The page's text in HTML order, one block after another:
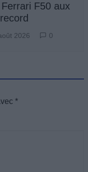
F50 aux
2026 0
*